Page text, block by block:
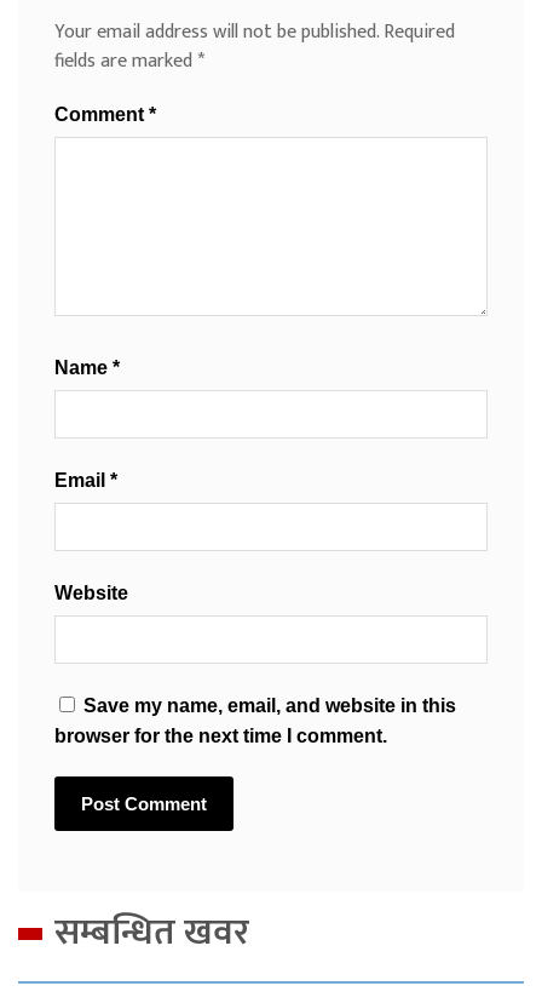
Your email address will not be published.Required
fields are marked*
Comment *
Name *
Email *
Website
Save my name, email, and website in this
browser for the next time I comment.
सम्बन्धित खवर